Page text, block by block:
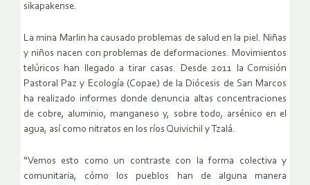
sikapakense.
La mina Marlin ha causado problemas de salud en la piel. Niñas
y niños nacen con problemas de deformaciones. Movimientos
telúricos han llegado a tirar casas. Desde 2011 la Comisión
Pastoral Paz y Ecología (Copae) de la Diócesis de San Marcos
ha realizado informes donde denuncia altas concentraciones
de cobre, aluminio, manganeso y, sobre todo, arsénico en el
agua, así como nitratos en los ríos Quivichil y Tzalá.
“Vemos esto como un contraste con la forma colectiva y
comunitaria, cómo los pueblos han de alguna manera